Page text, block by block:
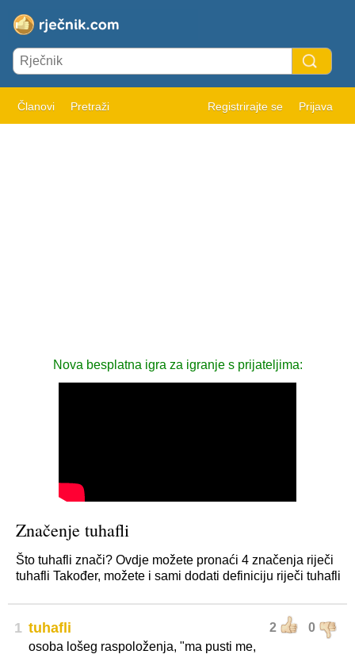
Članovi Pretraži Registrirajte se Prijava
Nova besplatna igra za igranje s prijateljima:
Značenje tuhafli
Što tuhafli znači? Ovdje možete pronaći 4 značenja riječi
tuhafli Također, možete i sami dodati definiciju riječi tuhafli
1 2 0
tuhafli
osoba lošeg raspoloženja, "ma pusti me,